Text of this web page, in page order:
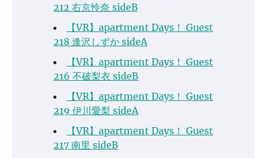
212 右京怜奈 sideB
【VR】apartment Days！ Guest
218 逢沢しずか sideA
【VR】apartment Days！ Guest
216 不破梨衣 sideB
【VR】apartment Days！ Guest
219 伊川愛梨 sideA
【VR】apartment Days！ Guest
217 南里 sideB